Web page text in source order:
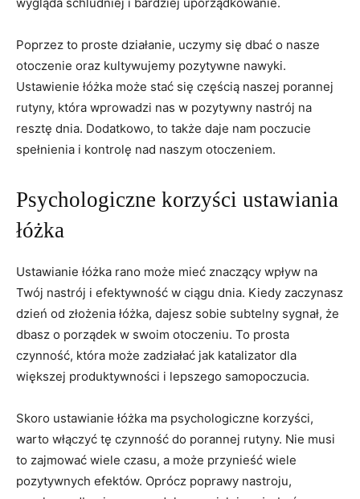
Poprzez to proste działanie,⁣ uczymy się dbać o nasze
otoczenie ⁢oraz kultywujemy pozytywne nawyki.
Ustawienie łóżka ⁣może stać się częścią naszej porannej
rutyny, która ⁢wprowadzi nas​ w pozytywny nastrój‌ na
resztę dnia. Dodatkowo, to także daje nam poczucie
spełnienia i kontrolę nad naszym otoczeniem.
Psychologiczne korzyści ustawiania
łóżka
Ustawianie⁤ łóżka rano może mieć znaczący wpływ na⁤
Twój nastrój i efektywność w⁤ ciągu dnia. Kiedy zaczynasz
dzień od złożenia łóżka,​ dajesz sobie subtelny sygnał, że
dbasz o porządek⁣ w swoim otoczeniu. To prosta
czynność, która może zadziałać ​jak katalizator dla
większej produktywności i lepszego samopoczucia.
Skoro ustawianie łóżka ma psychologiczne korzyści,⁤
warto włączyć tę czynność⁢ do porannej⁣ rutyny. Nie musi⁢
to zajmować wiele czasu, a może przynieść wiele
pozytywnych efektów. Oprócz poprawy ⁢nastroju,